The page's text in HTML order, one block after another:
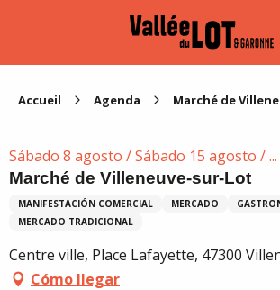
Accueil Agenda Marché de
Sábado 8 agosto / Sábado 15 agosto / ...
Marché de Villeneuve-sur-Lot
MANIFESTACIÓN COMERCIAL MERCADO
MERCADO TRADICIONAL
Centre ville, Place Lafayette, 47300
Cómo llegar